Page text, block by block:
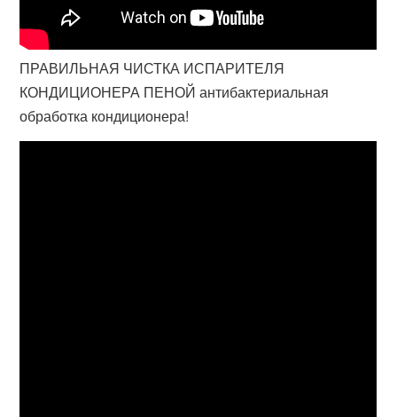
ПРАВИЛЬНАЯ ЧИСТКА ИСПАРИТЕЛЯ
КОНДИЦИОНЕРА ПЕНОЙ антибактериальная
обработка кондиционера!